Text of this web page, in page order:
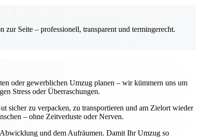
zur Seite – professionell, transparent und termingerecht.
oder gewerblichen Umzug planen – wir kümmern uns um
Stress oder Überraschungen.
sicher zu verpacken, zu transportieren und am Zielort wieder
– ohne Zeitverluste oder Nerven.
und dem Aufräumen. Damit Ihr Umzug so